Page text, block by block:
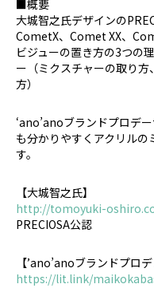
■概要
大城智之氏デザインの
CometX、Comet XX、
ビジューの置き方の3つの
ー（ミクスチャーの取り
方）
‘ano’anoブランドプロデ
も分かりやすくアクリル
す。
【大城智之氏】
http://tomoyuki-
PRECIOSA公認
【’ano’anoブランドプロ
https://lit.link/